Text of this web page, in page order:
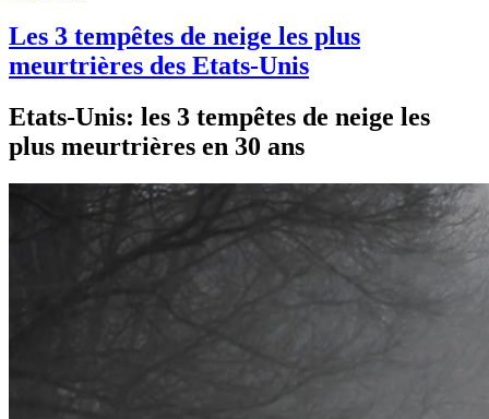
Les 3 tempêtes de neige les plus
meurtrières des Etats-Unis
Etats-Unis: les 3 tempêtes de neige les
plus meurtrières en 30 ans